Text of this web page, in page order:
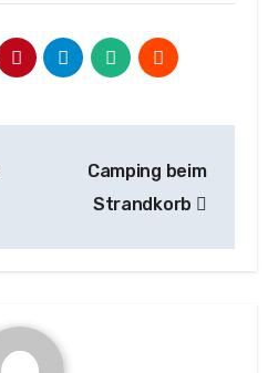
Camping beim
Strandkorb